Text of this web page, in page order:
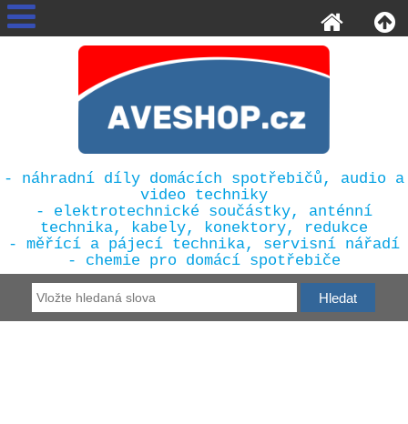
- náhradní díly domácích spotřebičů, audio a
video techniky
- elektrotechnické součástky, anténní
technika, kabely, konektory, redukce
- měřící a pájecí technika, servisní nářadí
- chemie pro domácí spotřebiče